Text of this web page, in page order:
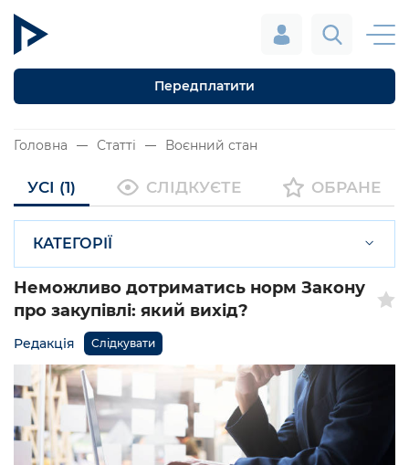
Передплатити
Головна Статті Воєнний стан
УСІ (1) СЛІДКУЄТЕ ОБРАНЕ
КАТЕГОРІЇ
Неможливо дотриматись норм Закону
про закупівлі: який вихід?
Редакція Слідкувати